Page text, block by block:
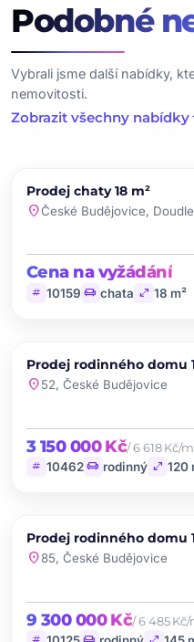
Zobrazit všechny nabídky
Podobné
Vybrali jsme další nabídky,
nemovitosti.
PRODEJ
Prodej chaty 18 m²
location_onČeské Budějovice,
Cena na vyžádání
tag 10159 chair chata open_in_full 18 m²
PRODEJ
Prodej rodinného domu
location_on52, České Budějovice
3 150 000 Kč/ 6 618 Kč/
tag 10462 chair rodinný open_in_full 120
PRODEJ
Prodej rodinného domu
location_on85, České Budějovice
9 300 000 Kč/ 6 485 Kč/